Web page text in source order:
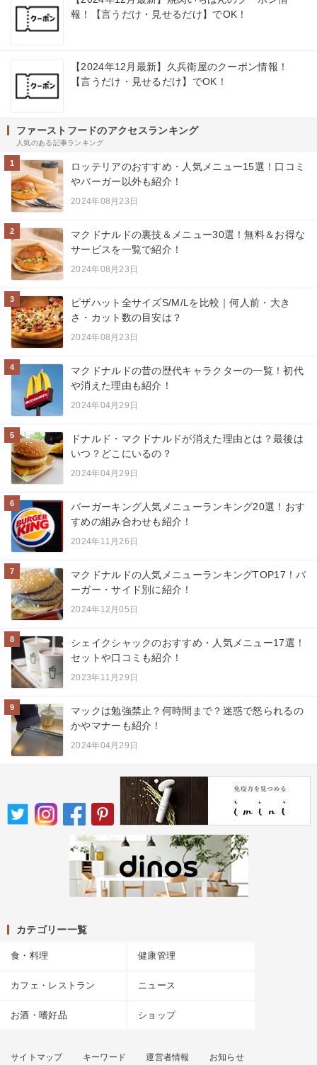
報！【言うだけ・見せるだけ】でOK！
【2024年12月最新】久兵衛屋のクーポン情報！
【言うだけ・見せるだけ】でOK！
ファーストフードのアクセスランキング
人気のある記事ランキング
1
ロッテリアのおすすめ・人気メニュー15選！口コミ
やバーガー以外も紹介！
2024年08月23日
2
マクドナルドの裏技＆メニュー30選！無料＆お得な
サービスを一覧で紹介！
2024年08月23日
3
ピザハット全サイズS/M/Lを比較｜何人前・大き
さ・カット数の目安は？
2024年08月23日
4
マクドナルドの昔の歴代キャラクターの一覧！初代
や消えた理由も紹介！
2024年04月29日
5
ドナルド・マクドナルドが消えた理由とは？最後は
いつ？どこにいるの？
2024年04月29日
6
バーガーキング人気メニューランキング20選！おす
すめの組み合わせも紹介！
2024年11月26日
7
マクドナルドの人気メニューランキングTOP17！バ
ーガー・サイド別に紹介！
2024年12月05日
8
シェイクシャックのおすすめ・人気メニュー17選！
セットや口コミも紹介！
2023年11月29日
9
マックは勉強禁止？何時間まで？迷惑で怒られるの
かやマナーも紹介！
2024年04月29日
カテゴリー一覧
食・料理 健康管理
カフェ・レストラン ニュース
お酒・嗜好品 ショップ
サイトマップ キーワード 運営者情報 お知らせ